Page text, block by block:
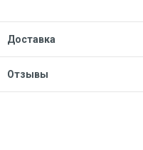
Доставка
Отзывы